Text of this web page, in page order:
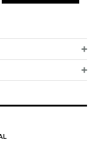
+
+